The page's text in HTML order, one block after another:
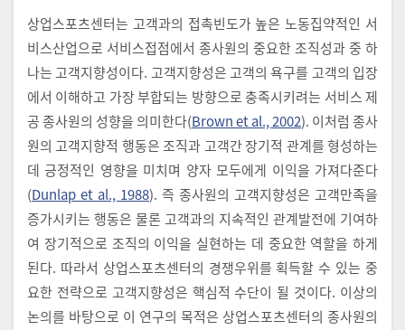
상업스포츠센터는 고객과의 접촉빈도가 높은 노동집약적인 서
비스산업으로 서비스접점에서 종사원의 중요한 조직성과 중 하
나는 고객지향성이다. 고객지향성은 고객의 욕구를 고객의 입장
에서 이해하고 가장 부합되는 방향으로 충족시키려는 서비스 제
공 종사원의 성향을 의미한다(Brown et al., 2002). 이처럼 종사
원의 고객지향적 행동은 조직과 고객간 장기적 관계를 형성하는
데 긍정적인 영향을 미치며 양자 모두에게 이익을 가져다준다
(Dunlap et al., 1988). 즉 종사원의 고객지향성은 고객만족을
증가시키는 행동은 물론 고객과의 지속적인 관계발전에 기여하
여 장기적으로 조직의 이익을 실현하는 데 중요한 역할을 하게
된다. 따라서 상업스포츠센터의 경쟁우위를 획득할 수 있는 중
요한 전략으로 고객지향성은 핵심적 수단이 될 것이다. 이상의
논의를 바탕으로 이 연구의 목적은 상업스포츠센터의 종사원의